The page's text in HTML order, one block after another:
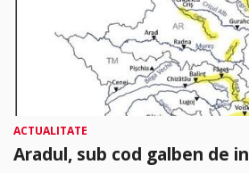
ACTUALITATE
Aradul, sub cod galben de